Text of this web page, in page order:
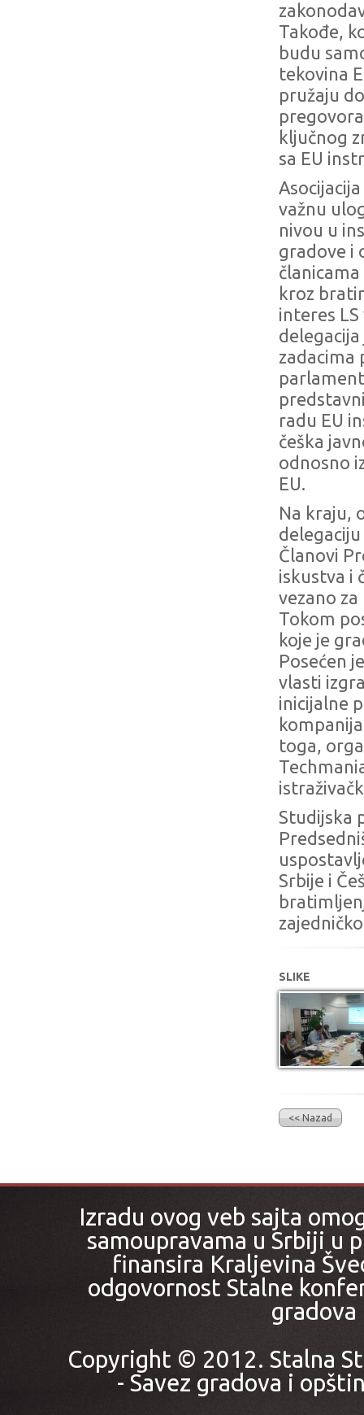
Takođe,
budu
tekovina
pružaju
ključnog
sa EU
važnu
nivou u
gradove i
kroz
interes LS
zadacima
radu EU
češka
odnosno
EU.
Na kraju,
Članovi
iskustva i
vezano
Tokom
koje je
Posećen
vlasti
inicijalne
toga,
Studijska
Srbije i
SLIKE
<< Nazad
Izradu ovog veb sajta
samoupravama u Srbiji u
finansira Kraljevina
odgovornost Stalne
gradova
Copyright © 2012. Stalna
- Savez gradova i